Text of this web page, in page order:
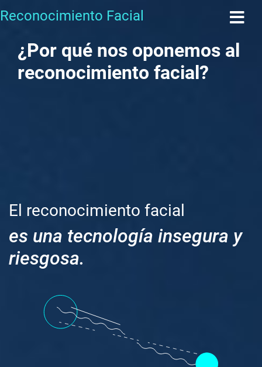
Reconocimiento Facial
¿Por qué nos oponemos al
reconocimiento facial?
El reconocimiento facial
es una tecnología insegura y
riesgosa.